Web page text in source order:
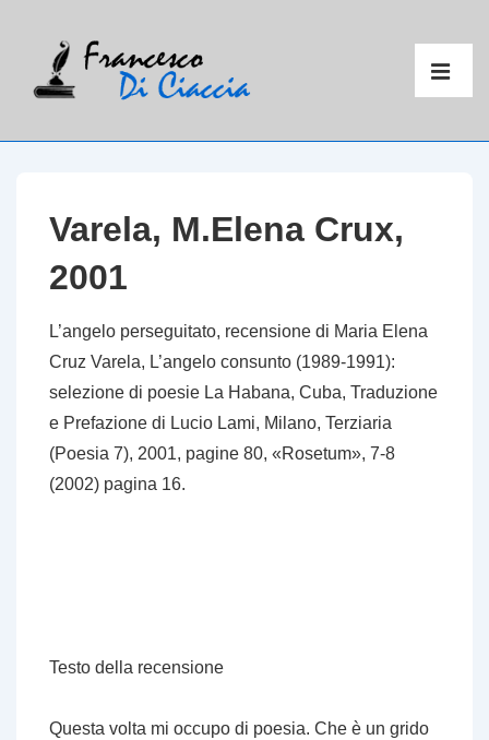
Varela, M.Elena Crux,
2001
L’angelo perseguitato, recensione di Maria Elena
Cruz Varela, L’angelo consunto (1989-1991):
selezione di poesie La Habana, Cuba, Traduzione
e Prefazione di Lucio Lami, Milano, Terziaria
(Poesia 7), 2001, pagine 80, «Rosetum», 7-8
(2002) pagina 16.
Testo della recensione
Questa volta mi occupo di poesia. Che è un grido